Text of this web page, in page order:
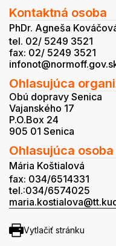
Kontaktná osoba
PhDr. Agneša
tel. 02/ 5249 3521
fax: 02/ 5249 3521
Ohlasujúca
Obú dopravy Senica
Vajanského 17
P.O.Box 24
905 01 Senica
Ohlasujúca osoba
Mária Koštialová
fax: 034/6514331
tel.:034/6574025
Vytlačiť stránku